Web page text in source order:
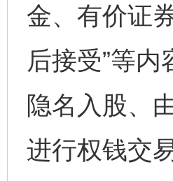
金、有价证
后接受”等
隐名入股、
进行权钱交